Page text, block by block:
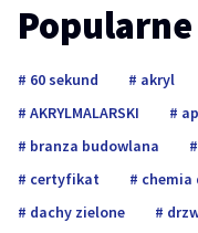
60 sekund akryl
AKRYLMALARSKI
branza budowlana
certyfikat
chemia
dachy zielone